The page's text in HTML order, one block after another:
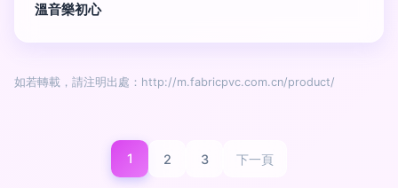
溫音樂初心
如若轉載，請注明出處：http://m.fabricpvc.com.cn/product/
1 2 3 下一頁